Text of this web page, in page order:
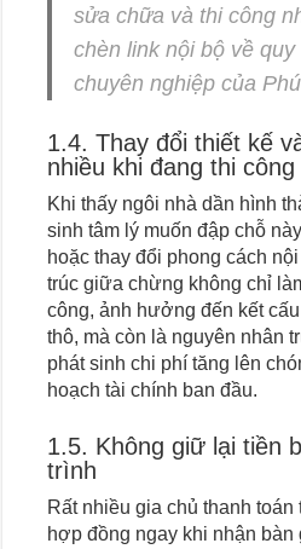
sửa chữa và thi công
chèn link nội bộ về
chuyên nghiệp của
1.4. Thay đổi thiết kế
nhiều khi đang thi công
Khi thấy ngôi nhà dần hình
sinh tâm lý muốn đập chỗ
hoặc thay đổi phong cách
trúc giữa chừng không chỉ
công, ảnh hưởng đến kết
thô, mà còn là nguyên nhân
phát sinh chi phí tăng lên
hoạch tài chính ban đầu.
1.5. Không giữ lại tiền
trình
Rất nhiều gia chủ thanh toán
hợp đồng ngay khi nhận